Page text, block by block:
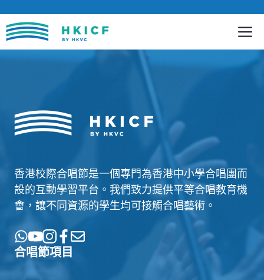
至
內
香港校際合唱節是一個專門為香港中小學合唱團而
設的互動學習平台。我們致力提供平等合唱教育機
會，讓不同資源的學生均可接觸合唱藝術。
合唱節項目